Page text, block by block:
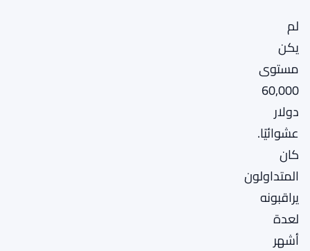
لم
يكن
مستوى
60,000
دولار
عشوائيًا.
كان
المتداولون
يراقبونه
لعدة
أشهر